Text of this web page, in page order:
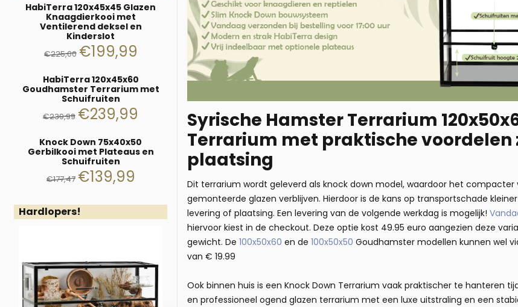
HabiTerra 120x45x45 Glazen
Knaagdierkooi met
Ventilerend deksel en
Kinderslot
€225,00 €199,99
HabiTerra 120x45x60
Goudhamster Terrarium met
Schuifruiten
€239,99 €239,99
Knock Down 75x40x50
Gerbilkooi met Plateaus en
Schuifruiten
€177,47 €139,99
Hardlopers!
Syrische Hamster Terrarium
Terrarium met praktische
plaatsing
Dit terrarium wordt geleverd als knock down model, waardoor het
gemonteerde glazen verblijven. Hierdoor is de kans op transportschade
levering of plaatsing. Een levering van de volgende werkdag is mogelijk!
hiervoor kiest in de checkout. Deze optie kost 49.95 euro aangezien deze
gewicht. De100x50x60 en de100x50x50 Goudhamster modellen kunnen wel
van € 19.99
Ook binnen huis is een Knock Down Terrarium vaak praktischer te hanteren
en professioneel ogend glazen terrarium met een luxe uitstraling en een